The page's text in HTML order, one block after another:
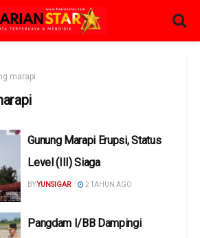
marapi
Gunung Marapi Erupsi, Status
Level (III) Siaga
BYYUNSIGAR 2 TAHUN AGO
Pangdam I/BB Dampingi